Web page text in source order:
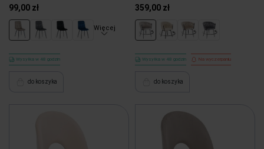
99,00 zł
Więcej
Wysyłka w 48 godzin
do koszyka
359,00 zł
Wysyłka w 48 godzin Na wyczerpaniu
do koszyka